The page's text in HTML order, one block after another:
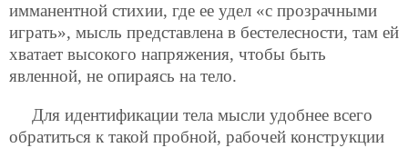
имманентной стихии, где ее удел «с прозрачными
играть», мысль представлена в бестелесности, там ей
хватает высокого напряжения, чтобы быть
явленной, не опираясь на тело.
Для идентификации тела мысли удобнее всего
обратиться к такой пробной, рабочей конструкции